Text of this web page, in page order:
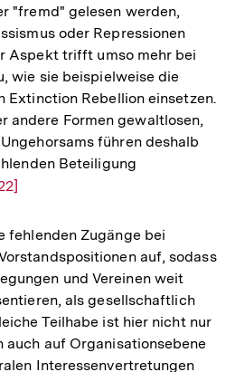
der
Fußnote
"fremd" gelesen werden,
oder Repressionen
Aspekt trifft umso mehr bei
wie sie beispielweise die
Extinction Rebellion einsetzen.
andere Formen gewaltlosen,
führen deshalb
Beteiligung
fehlenden Zugänge bei
auf, sodass
und Vereinen weit
als gesellschaftlich
Teilhabe ist hier nicht nur
auf Organisationsebene
Interessenvertretungen